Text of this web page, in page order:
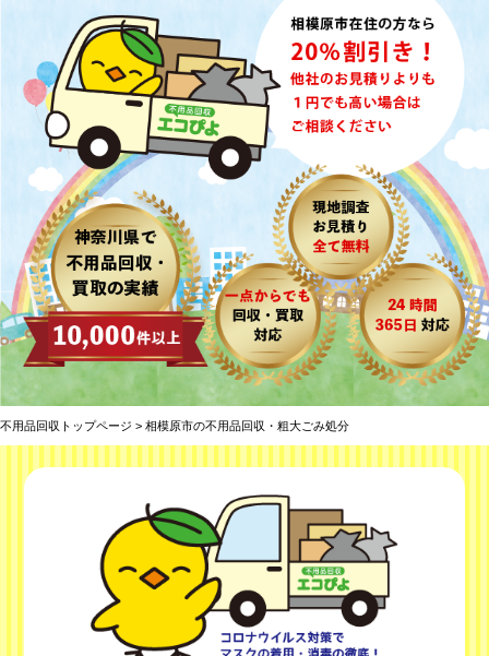
不用品回収トップページ > 相模原市の不用品回収・粗大ごみ処分